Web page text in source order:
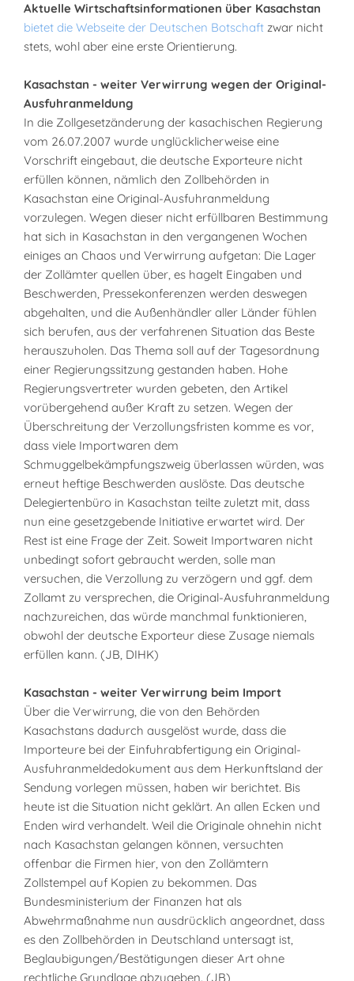
Aktuelle Wirtschaftsinformationen über Kasachstan
bietet die Webseite der Deutschen Botschaft zwar nicht
stets, wohl aber eine erste Orientierung.
Kasachstan - weiter Verwirrung wegen der Original-
Ausfuhranmeldung
In die Zollgesetzänderung der kasachischen Regierung
vom 26.07.2007 wurde unglücklicherweise eine
Vorschrift eingebaut, die deutsche Exporteure nicht
erfüllen können, nämlich den Zollbehörden in
Kasachstan eine Original-Ausfuhranmeldung
vorzulegen. Wegen dieser nicht erfüllbaren Bestimmung
hat sich in Kasachstan in den vergangenen Wochen
einiges an Chaos und Verwirrung aufgetan: Die Lager
der Zollämter quellen über, es hagelt Eingaben und
Beschwerden, Pressekonferenzen werden deswegen
abgehalten, und die Außenhändler aller Länder fühlen
sich berufen, aus der verfahrenen Situation das Beste
herauszuholen. Das Thema soll auf der Tagesordnung
einer Regierungssitzung gestanden haben. Hohe
Regierungsvertreter wurden gebeten, den Artikel
vorübergehend außer Kraft zu setzen. Wegen der
Überschreitung der Verzollungsfristen komme es vor,
dass viele Importwaren dem
Schmuggelbekämpfungszweig überlassen würden, was
erneut heftige Beschwerden auslöste. Das deutsche
Delegiertenbüro in Kasachstan teilte zuletzt mit, dass
nun eine gesetzgebende Initiative erwartet wird. Der
Rest ist eine Frage der Zeit. Soweit Importwaren nicht
unbedingt sofort gebraucht werden, solle man
versuchen, die Verzollung zu verzögern und ggf. dem
Zollamt zu versprechen, die Original-Ausfuhranmeldung
nachzureichen, das würde manchmal funktionieren,
obwohl der deutsche Exporteur diese Zusage niemals
erfüllen kann. (JB, DIHK)
Kasachstan - weiter Verwirrung beim Import
Über die Verwirrung, die von den Behörden
Kasachstans dadurch ausgelöst wurde, dass die
Importeure bei der Einfuhrabfertigung ein Original-
Ausfuhranmeldedokument aus dem Herkunftsland der
Sendung vorlegen müssen, haben wir berichtet. Bis
heute ist die Situation nicht geklärt. An allen Ecken und
Enden wird verhandelt. Weil die Originale ohnehin nicht
nach Kasachstan gelangen können, versuchten
offenbar die Firmen hier, von den Zollämtern
Zollstempel auf Kopien zu bekommen. Das
Bundesministerium der Finanzen hat als
Abwehrmaßnahme nun ausdrücklich angeordnet, dass
es den Zollbehörden in Deutschland untersagt ist,
Beglaubigungen/Bestätigungen dieser Art ohne
rechtliche Grundlage abzugeben. (JB)